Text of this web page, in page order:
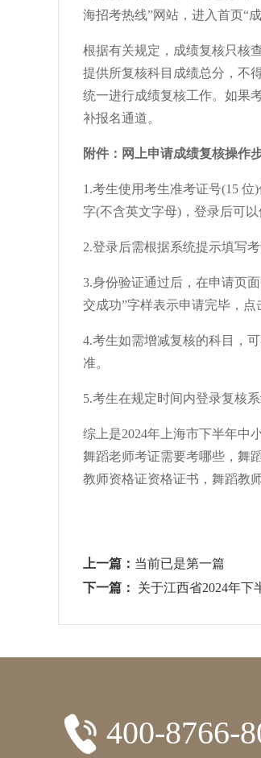
海招考热线”网站，进入首页“
根据有关规定，成绩复核只核
提供所复核科目成绩总分，不
统一进行成绩复核工作。如果
补报名通道。
附件：网上申请成绩复核操作
1.考生使用考生准考证号(15
字(不含英文字母)，登录后可以
2.登录后需根据系统提示填写
3.身份验证通过后，在申请页
交成功”字样表示申请完毕，点
4.考生如需增减复核的科目，
准。
5.考生在规定时间内登录复核
综上是2024年上海市下半年中
舞蹈老师考证需要考哪些，舞
教师资格证资格证书，舞蹈教
上一篇： 当前已是第一篇
下一篇：
关于江西省2024年
400-8766-